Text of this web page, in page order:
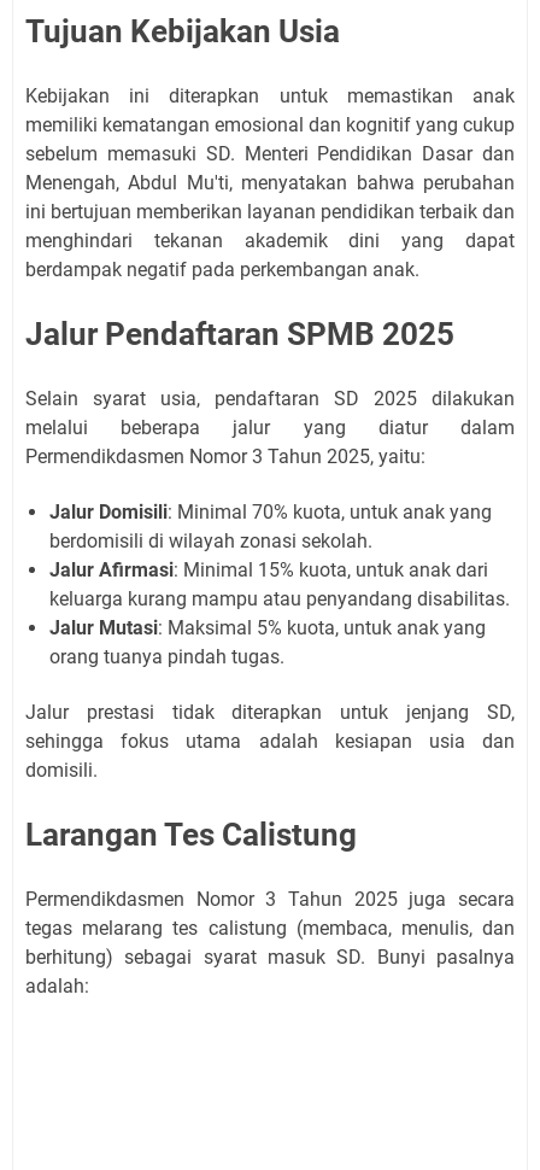
Tujuan Kebijakan Usia
Kebijakan ini diterapkan untuk memastikan anak
memiliki kematangan emosional dan kognitif yang cukup
sebelum memasuki SD. Menteri Pendidikan Dasar dan
Menengah, Abdul Mu'ti, menyatakan bahwa perubahan
ini bertujuan memberikan layanan pendidikan terbaik dan
menghindari tekanan akademik dini yang dapat
berdampak negatif pada perkembangan anak.
Jalur Pendaftaran SPMB 2025
Selain syarat usia, pendaftaran SD 2025 dilakukan
melalui beberapa jalur yang diatur dalam
Permendikdasmen Nomor 3 Tahun 2025, yaitu:
Jalur Domisili: Minimal 70% kuota, untuk anak yang
berdomisili di wilayah zonasi sekolah.
Jalur Afirmasi: Minimal 15% kuota, untuk anak dari
keluarga kurang mampu atau penyandang disabilitas.
Jalur Mutasi: Maksimal 5% kuota, untuk anak yang
orang tuanya pindah tugas.
Jalur prestasi tidak diterapkan untuk jenjang SD,
sehingga fokus utama adalah kesiapan usia dan
domisili.
Larangan Tes Calistung
Permendikdasmen Nomor 3 Tahun 2025 juga secara
tegas melarang tes calistung (membaca, menulis, dan
berhitung) sebagai syarat masuk SD. Bunyi pasalnya
adalah: